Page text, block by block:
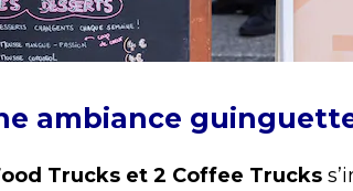
ambiance
Trucks et 2 Coffee Trucks